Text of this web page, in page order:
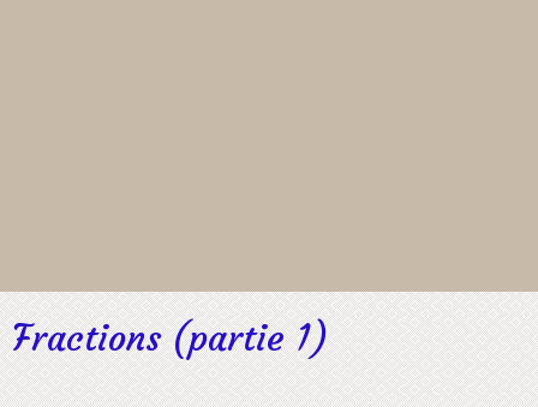
Fractions (partie 1)